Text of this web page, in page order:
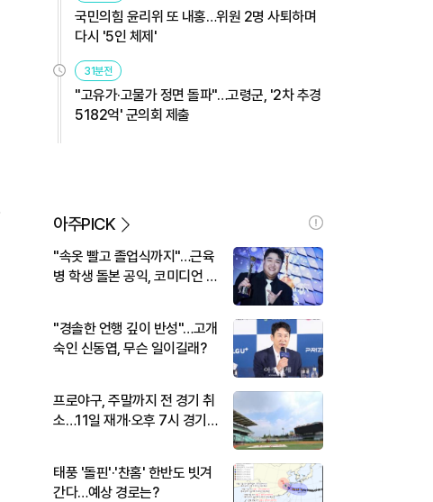
국민의힘 윤리위 또 내홍…위원 2명 사퇴하며
다시 '5인 체제'
31분전
"고유가·고물가 정면 돌파"…고령군, '2차 추경
5182억' 군의회 제출
아주PICK
"속옷 빨고 졸업식까지"…근육
병 학생 돌본 공익, 코미디언 김
"경솔한 언행 깊이 반성"…고개
숙인 신동엽, 무슨 일이길래?
프로야구, 주말까지 전 경기 취
소…11일 재개·오후 7시 경기
태풍 '돌핀'·'찬홈' 한반도 빗겨
간다…예상 경로는?